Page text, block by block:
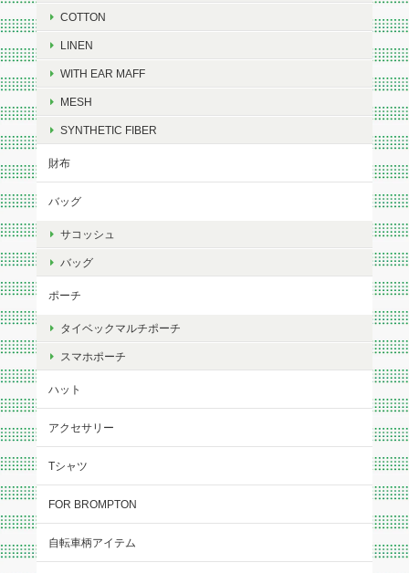
COTTON
LINEN
WITH EAR MAFF
MESH
SYNTHETIC FIBER
財布
バッグ
サコッシュ
バッグ
ポーチ
タイベックマルチポーチ
スマホポーチ
ハット
アクセサリー
Tシャツ
FOR BROMPTON
自転車柄アイテム